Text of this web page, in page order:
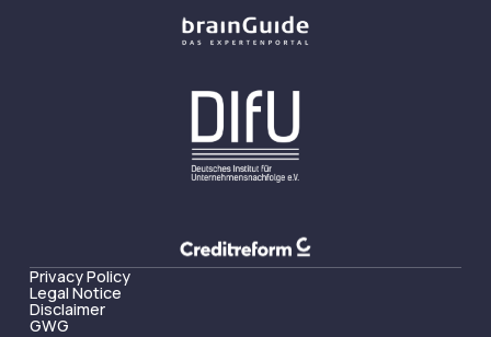
Privacy Policy
Legal Notice
Disclaimer
GWG